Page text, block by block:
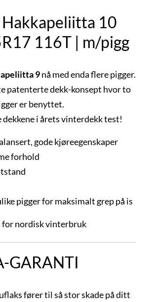
10
116T | m/pigg
9nå med enda flere pigger.
patenterte dekk-konsept hvor to
er benyttet.
dekkene i årets vinterdekk test!
gode kjøreegenskaper
forhold
pigger for maksimalt grep på is
for nordisk vinterbruk
GARANTI
fører til så stor skade på ditt